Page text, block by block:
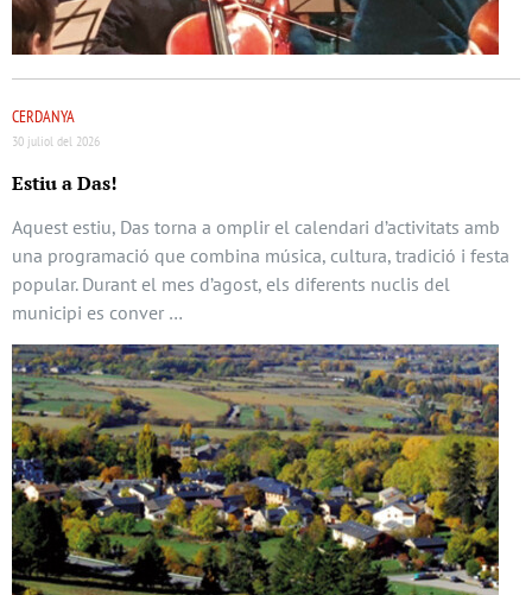
CERDANYA
30 juliol del 2026
Estiu a Das!
Aquest estiu, Das torna a omplir el calendari d’activitats amb
una programació que combina música, cultura, tradició i festa
popular. Durant el mes d’agost, els diferents nuclis del
municipi es conver …